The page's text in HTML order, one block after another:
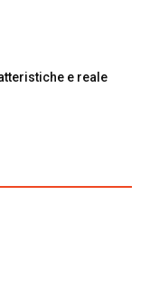
e reale